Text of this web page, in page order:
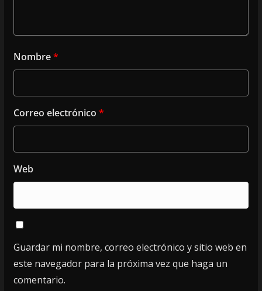
Nombre*
Correo electrónico *
Web
Guardar mi nombre, correo electrónico y sitio web en
este navegador para la próxima vez que haga un
comentario.